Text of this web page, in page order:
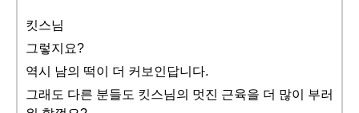
킷스님
그렇지요?
역시 남의 떡이 더 커보인답니다.
그래도 다른 분들도 킷스님의 멋진 근육을 더 많이 부러